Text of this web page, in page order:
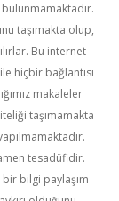
taşımakta olup,
Bu internet
hiçbir bağlantısı
makaleler
taşımamakta
tesadüfidir.
bilgi paylaşım